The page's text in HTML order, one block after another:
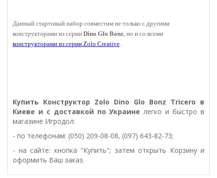
Данный стартовый набор совместим не только с другими
конструкторами из серии Dino Glo Bonz, но и со всеми
конструкторами из серии Zolo Creative.
Купить Конструктор Zolo Dino Glo Bonz Tricero в
Киеве и с доставкой по Украинелегко и быстро в
магазине Игродол:
- по телефонам: (050) 209-08-08, (097) 643-82-73;
- на сайте: кнопка "Купить"; затем открыть Корзину и
оформить Ваш заказ.